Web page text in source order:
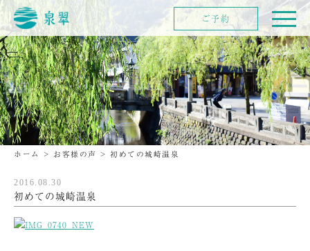
ホーム > お客様の声 > 初めての城崎温泉
2016.08.30
初めての城崎温泉
ご予約